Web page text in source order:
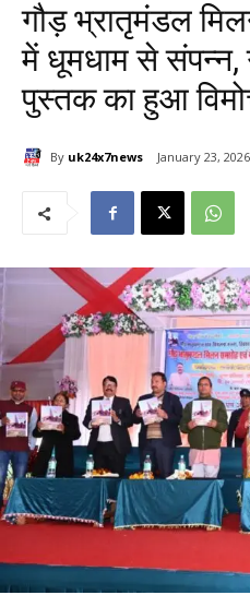
गौड़ भ्रातृमंडल
में धूमधाम से संपन्न,
पुस्तक का हुआ
By uk24x7news January 23, 2026